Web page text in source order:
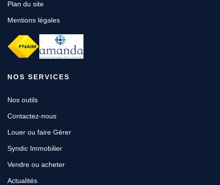
Plan du site
Mentions légales
NOS SERVICES
Nos outils
Contactez-nous
Louer ou faire Gérer
Syndic Immobilier
Vendre ou acheter
Actualités